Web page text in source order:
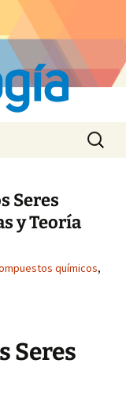
Buscar:
Seres
y Teoría
químicos,
Seres